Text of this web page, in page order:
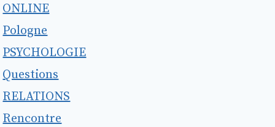
ONLINE
Pologne
PSYCHOLOGIE
Questions
RELATIONS
Rencontre